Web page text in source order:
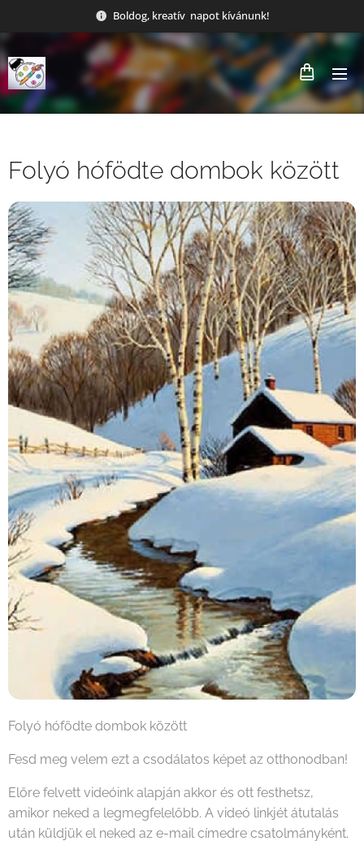
Boldog, kreatív napot kívánunk!
Folyó hófödte dombok között
Folyó hófödte dombok között
Fesd meg velem ezt a csodálatos képet az otthonodban!
Előre felvett videóink alapján akkor és ott festhetsz,
amikor neked a legmegfelelőbb. A videó linkjét átutalás
után küldjük el neked az e-mail címedre csatolmányként.